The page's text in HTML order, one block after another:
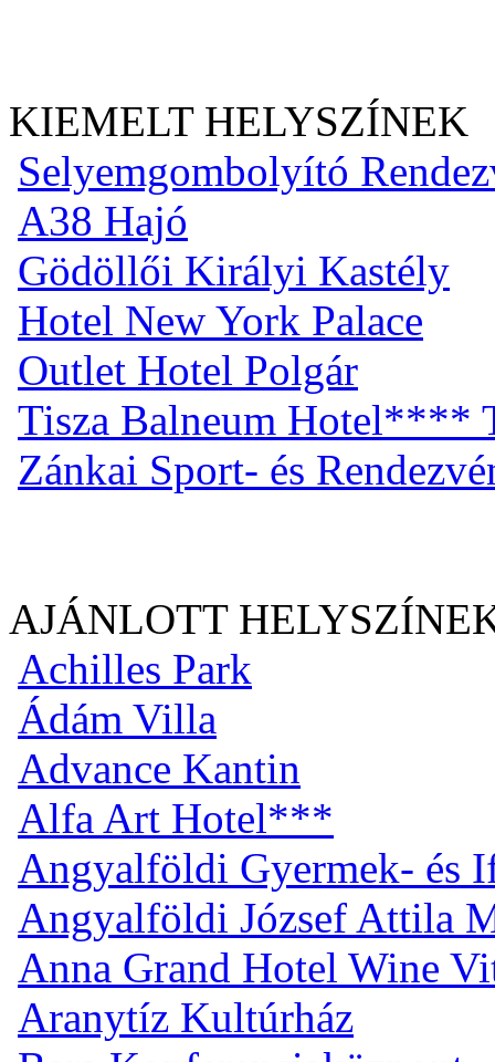
KIEMELT HELYSZÍNEK
Selyemgombolyító
A38 Hajó
Gödöllői Királyi Kastély
Hotel New York Palace
Outlet Hotel Polgár
Tisza Balneum Hotel****
Zánkai Sport- és
AJÁNLOTT
Achilles Park
Ádám Villa
Advance Kantin
Alfa Art Hotel***
Angyalföldi Gyermek- és
Angyalföldi József Attila
Anna Grand Hotel Wine
Aranytíz Kultúrház